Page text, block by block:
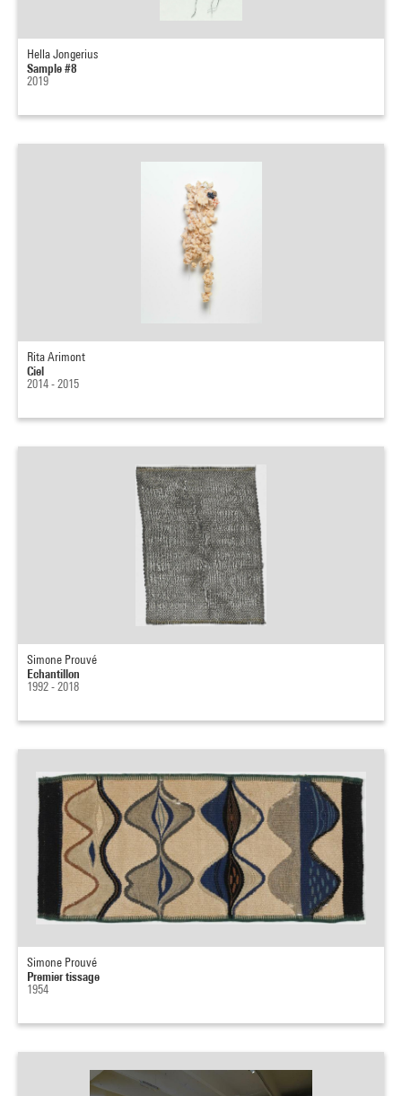
Hella Jongerius
Sample #8
2019
Rita Arimont
Ciel
2014 - 2015
Simone Prouvé
Echantillon
1992 - 2018
Simone Prouvé
Premier tissage
1954